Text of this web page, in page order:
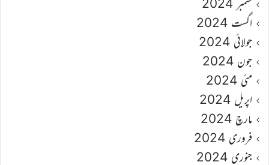
ستمبر 2024
اگست 2024
جولائی 2024
جون 2024
مئی 2024
اپریل 2024
مارچ 2024
فروری 2024
جنوری 2024